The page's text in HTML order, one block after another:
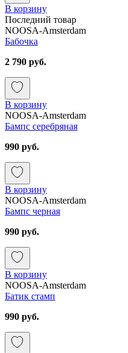
В корзину
Последний товар
NOOSA-Amsterdam
Бабочка
2 790 руб.
В корзину
NOOSA-Amsterdam
Бампс серебряная
990 руб.
В корзину
NOOSA-Amsterdam
Бампс черная
990 руб.
В корзину
NOOSA-Amsterdam
Батик стамп
990 руб.